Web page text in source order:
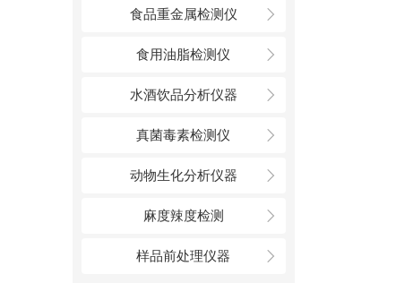
食品重金属检测仪
食用油脂检测仪
水酒饮品分析仪器
真菌毒素检测仪
动物生化分析仪器
麻度辣度检测
样品前处理仪器